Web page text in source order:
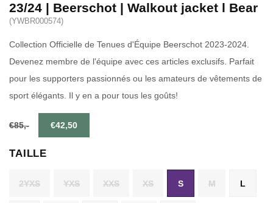
23/24 | Beerschot | Walkout jacket l Bear
(YWBR000574)
Collection Officielle de Tenues d'Équipe Beerschot 2023-2024.
Devenez membre de l'équipe avec ces articles exclusifs. Parfait
pour les supporters passionnés ou les amateurs de vêtements de
sport élégants. Il y en a pour tous les goûts!
€85,- €42,50
TAILLE
XS S M L
YXS XXS
2YXS